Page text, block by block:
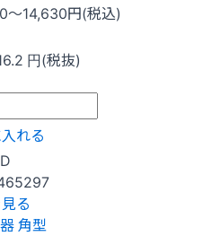
0〜14,630円(税込)
円(税抜)
れる
る
角型